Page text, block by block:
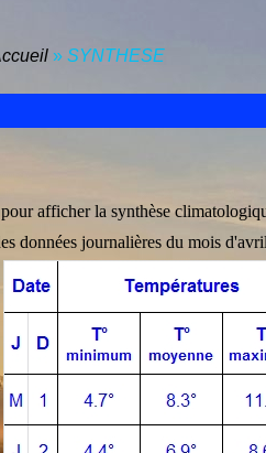
» SYNTHESE
afficher la synthèse
données journalières du mois